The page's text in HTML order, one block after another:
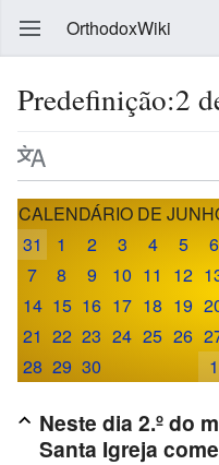
OrthodoxWiki
Predefinição:2
CALENDÁRIO DE
31
1 2 3 4 5
6
7
8 9 10 11 12
14 15 16 17 18 19
21 22 23 24 25 26
28 29 30 1
Neste dia 2.º do
Santa Igreja